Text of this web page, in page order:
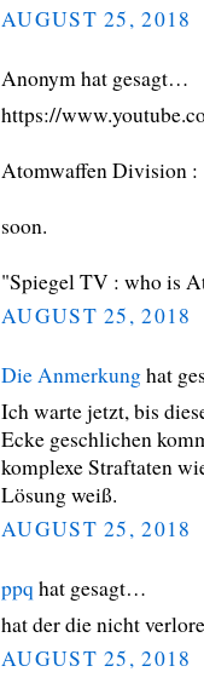
AUGUST 25, 2018
Anonym hat gesagt…
https://
Atomwaffen Division
soon.
"Spiegel TV : who is
AUGUST 25, 2018
Die Anmerkunghat
Ich warte jetzt, bis
Ecke geschlichen
komplexe Straftaten
Lösung weiß.
AUGUST 25, 2018
ppq hat gesagt…
hat der die nicht
AUGUST 25, 2018